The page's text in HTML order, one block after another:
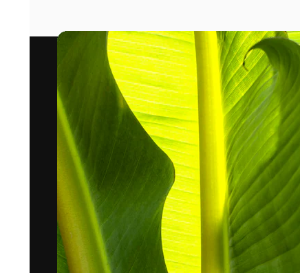
Videor
Ikoner
3D-modeller
Teckensnitt
Den kreativa plattformen för att förverkliga
ditt bästa arbete. Mer än 1 miljon
prenumeranter bland kreatörer, företag,
byråer och studior.